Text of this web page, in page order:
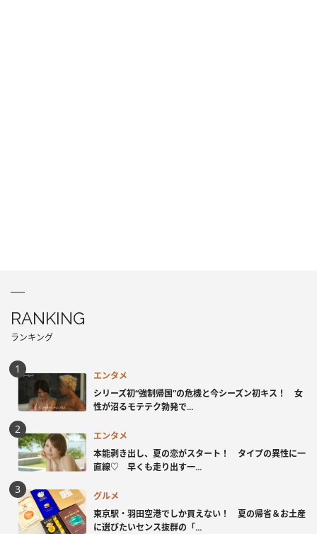
RANKING
ランキング
エンタメ
シリーズ初“強制帰国”の危機と今シーズン初キス！ 女
性が沼るモテテク勃発で...
エンタメ
本能剥き出し、夏の恋がスタート！ タイプの異性に一
直線♡ 早くも走り出す一...
グルメ
東京駅・羽田空港でしか買えない！ 夏の帰省＆お土産
に選びたいセンス抜群の「...